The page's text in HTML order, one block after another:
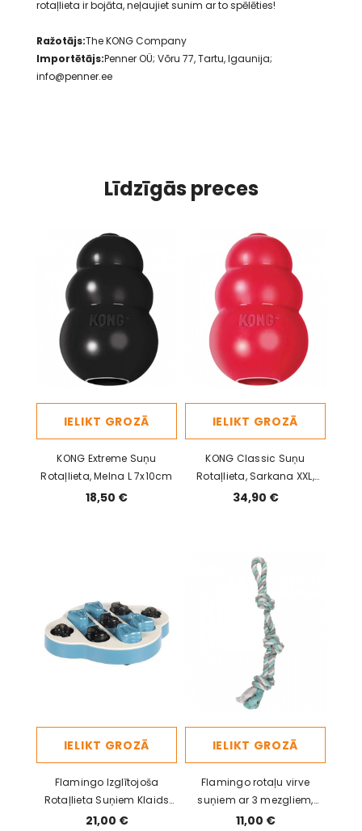
rotaļlieta ir bojāta, neļaujiet sunim ar to spēlēties!
Ražotājs:The KONG Company
Importētājs:Penner OÜ; Võru 77, Tartu, Igaunija;
info@penner.ee
Līdzīgās preces
IELIKT GROZĀ
KONG Extreme Suņu
Rotaļlieta, Melna L 7x10cm
18,50 €
IELIKT GROZĀ
KONG Classic Suņu
Rotaļlieta, Sarkana XXL,
9x15cm
34,90 €
IELIKT GROZĀ
Flamingo Izglītojoša
Rotaļlieta Suņiem Klaids
30.8x27x4.8cm
21,00 €
IELIKT GROZĀ
Flamingo rotaļu virve
suņiem ar 3 mezgliem,
zaļa, 63 cm
11,00 €